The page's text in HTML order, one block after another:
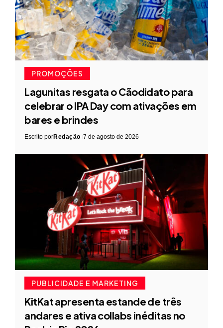
PROMOÇÕES
Lagunitas resgata o Cãodidato para
celebrar o IPA Day com ativações em
bares e brindes
Escrito porRedação 7 de agosto de 2026
PUBLICIDADE E MARKETING
KitKat apresenta estande de três
andares e ativa collabs inéditas no